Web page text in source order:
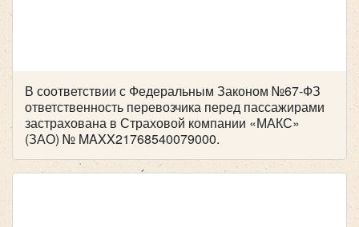
В соответствии с Федеральным Законом №67-ФЗ
ответственность перевозчика перед пассажирами
застрахована в Страховой компании «МАКС»
(ЗАО) № MAXX21768540079000.